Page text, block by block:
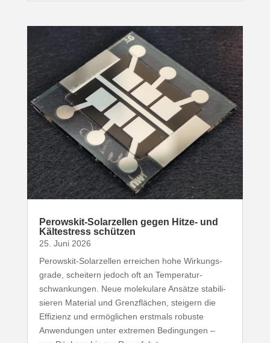
Perowskit-​Solarzellen gegen Hitze- und
Kälte­stress schützen
25. Juni 2026
Perowskit-​Solarzellen erreichen hohe Wirkungs­
grade, scheitern jedoch oft an Tempe­ra­tur­
schwan­kungen. Neue mole­kulare Ansätze stabi­li­
sieren Material und Grenz­flächen, steigern die
Effizienz und ermög­lichen erstmals robuste
Anwen­dungen unter extremen Bedin­gungen –